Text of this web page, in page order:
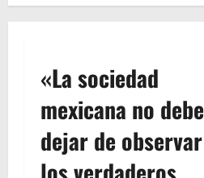
«La sociedad
mexicana no debe
dejar de observar